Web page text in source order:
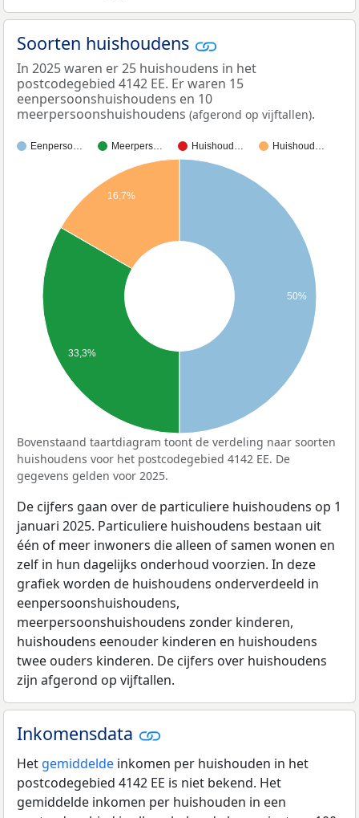
Soorten huishoudens
In 2025 waren er 25 huishoudens in het
postcodegebied 4142 EE. Er waren 15
eenpersoonshuishoudens en 10
meerpersoonshuishoudens (afgerond op vijftallen).
Eenperso… Meerpers… Huishoud… Huishoud…
16,7%
33,3%
50%
Bovenstaand taartdiagram toont de verdeling naar soorten
huishoudens voor het postcodegebied 4142 EE. De
gegevens gelden voor 2025.
De cijfers gaan over de particuliere huishoudens op 1
januari 2025. Particuliere huishoudens bestaan uit
één of meer inwoners die alleen of samen wonen en
zelf in hun dagelijks onderhoud voorzien. In deze
grafiek worden de huishoudens onderverdeeld in
eenpersoonshuishoudens,
meerpersoonshuishoudens zonder kinderen,
huishoudens eenouder kinderen en huishoudens
twee ouders kinderen. De cijfers over huishoudens
zijn afgerond op vijftallen.
Inkomensdata
Het gemiddelde inkomen per huishouden in het
postcodegebied 4142 EE is niet bekend. Het
gemiddelde inkomen per huishouden in een